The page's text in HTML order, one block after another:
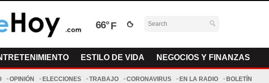
66°
ESTILO DE VIDA NEGOCIOS Y FINANZAS
OPINIÓN ELECCIONES TRABAJO CORONAVIRUS EN LA RADIO BOLETÍN